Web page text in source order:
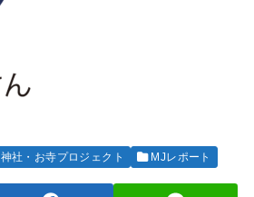
神社・お寺プロジェクト MJレポート